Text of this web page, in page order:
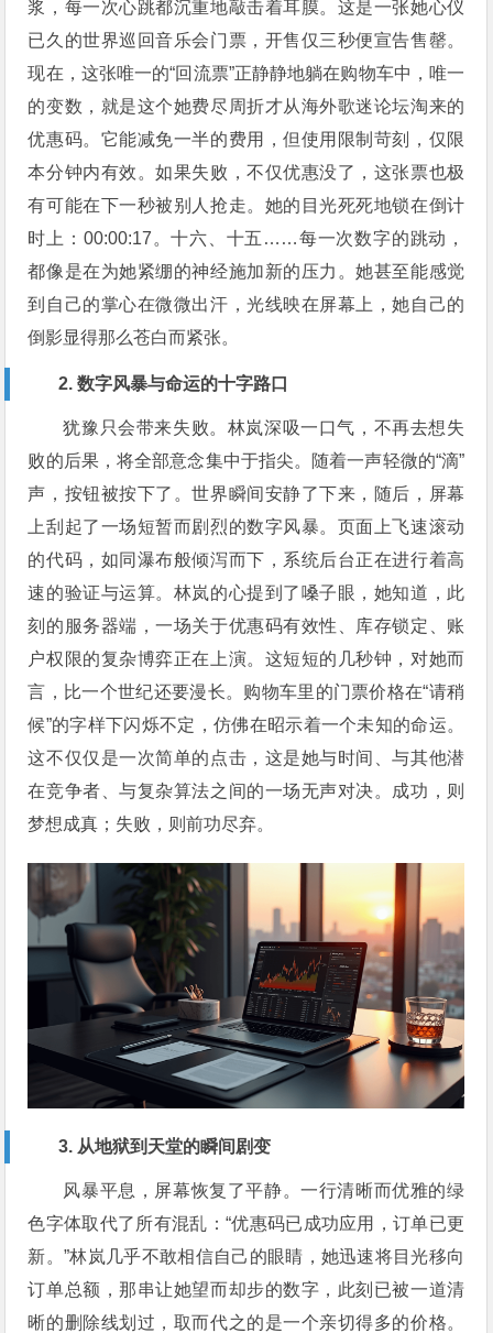
浆，每一次心跳都沉重地敲击着耳膜。这是一张她心仪
已久的世界巡回音乐会门票，开售仅三秒便宣告售罄。
现在，这张唯一的“回流票”正静静地躺在购物车中，唯一
的变数，就是这个她费尽周折才从海外歌迷论坛淘来的
优惠码。它能减免一半的费用，但使用限制苛刻，仅限
本分钟内有效。如果失败，不仅优惠没了，这张票也极
有可能在下一秒被别人抢走。她的目光死死地锁在倒计
时上：00:00:17。十六、十五……每一次数字的跳动，
都像是在为她紧绷的神经施加新的压力。她甚至能感觉
到自己的掌心在微微出汗，光线映在屏幕上，她自己的
倒影显得那么苍白而紧张。
2. 数字风暴与命运的十字路口
犹豫只会带来失败。林岚深吸一口气，不再去想失
败的后果，将全部意念集中于指尖。随着一声轻微的“滴”
声，按钮被按下了。世界瞬间安静了下来，随后，屏幕
上刮起了一场短暂而剧烈的数字风暴。页面上飞速滚动
的代码，如同瀑布般倾泻而下，系统后台正在进行着高
速的验证与运算。林岚的心提到了嗓子眼，她知道，此
刻的服务器端，一场关于优惠码有效性、库存锁定、账
户权限的复杂博弈正在上演。这短短的几秒钟，对她而
言，比一个世纪还要漫长。购物车里的门票价格在“请稍
候”的字样下闪烁不定，仿佛在昭示着一个未知的命运。
这不仅仅是一次简单的点击，这是她与时间、与其他潜
在竞争者、与复杂算法之间的一场无声对决。成功，则
梦想成真；失败，则前功尽弃。
3. 从地狱到天堂的瞬间剧变
风暴平息，屏幕恢复了平静。一行清晰而优雅的绿
色字体取代了所有混乱：“优惠码已成功应用，订单已更
新。”林岚几乎不敢相信自己的眼睛，她迅速将目光移向
订单总额，那串让她望而却步的数字，此刻已被一道清
晰的删除线划过，取而代之的是一个亲切得多的价格。